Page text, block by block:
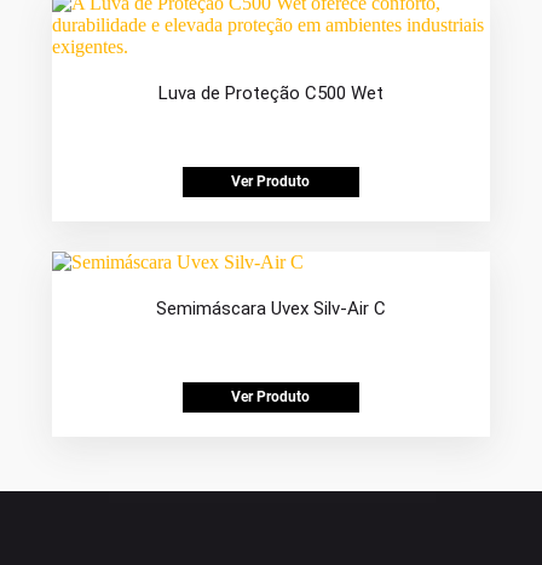
Luva de Proteção C500 Wet
Ver Produto
Semimáscara Uvex Silv-Air C
Ver Produto